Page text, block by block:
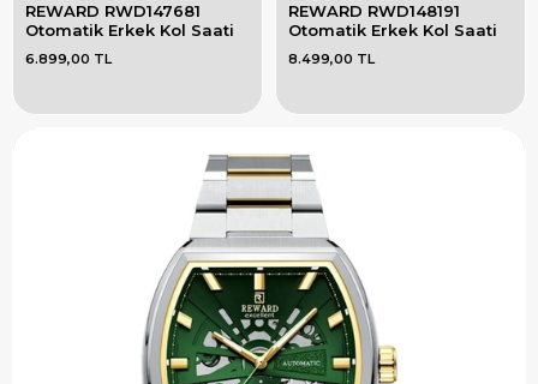
REWARD RWD147681
Otomatik Erkek Kol Saati
6.899,00 TL
REWARD RWD148191
Otomatik Erkek Kol Saati
8.499,00 TL